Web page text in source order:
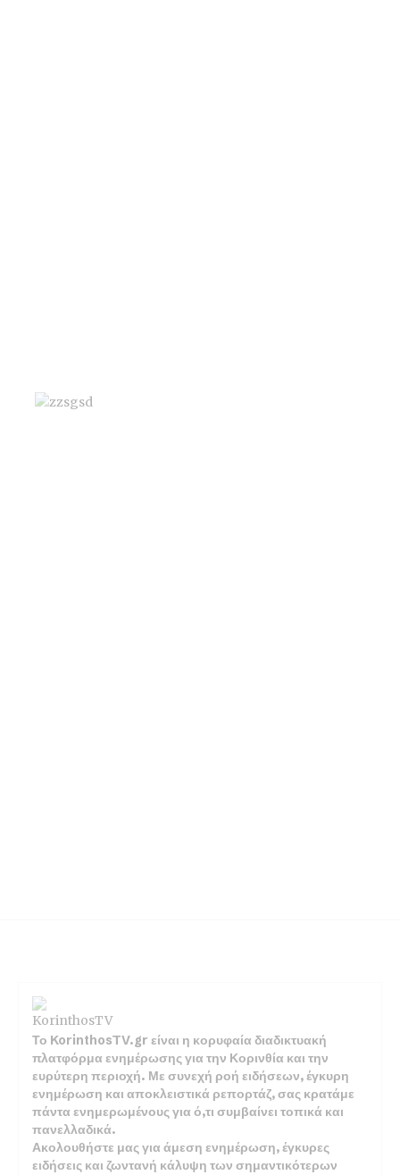
Το KorinthosTV.gr είναι η κορυφαία διαδικτυακή
πλατφόρμα ενημέρωσης για την Κορινθία και την
ευρύτερη περιοχή. Με συνεχή ροή ειδήσεων, έγκυρη
ενημέρωση και αποκλειστικά ρεπορτάζ, σας κρατάμε
πάντα ενημερωμένους για ό,τι συμβαίνει τοπικά και
πανελλαδικά.
Ακολουθήστε μας για άμεση ενημέρωση, έγκυρες
ειδήσεις και ζωντανή κάλυψη των σημαντικότερων